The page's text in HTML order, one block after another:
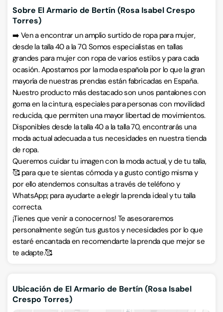
Sobre El Armario de Bertín (Rosa Isabel Crespo
Torres)
➡️ Ven a encontrar un amplio surtido de ropa para mujer,
desde la talla 40 a la 70. Somos especialistas en tallas
grandes para mujer con ropa de varios estilos y para cada
ocasión. Apostamos por la moda española por lo que la gran
mayoría de nuestras prendas están fabricadas en España.
Nuestro producto más destacado son unos pantalones con
goma en la cintura, especiales para personas con movilidad
reducida, que permiten una mayor libertad de movimientos.
Disponibles desde la talla 40 a la talla 70, encontrarás una
moda actual adecuada a tus necesidades en nuestra tienda
de ropa.
Queremos cuidar tu imagen con la moda actual, y de tu talla,
🥰 para que te sientas cómoda y a gusto contigo misma y
por ello atendemos consultas a través de teléfono y
WhatsApp; para ayudarte a elegir la prenda ideal y tu talla
correcta.
¡Tienes que venir a conocernos! Te asesoraremos
personalmente según tus gustos y necesidades por lo que
estaré encantada en recomendarte la prenda que mejor se
te adapte.🥰
Ubicación de El Armario de Bertín (Rosa Isabel
Crespo Torres)